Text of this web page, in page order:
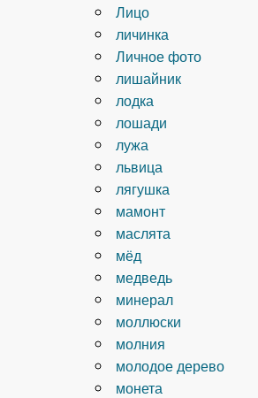
Лицо
личинка
Личное фото
лишайник
лодка
лошади
лужа
львица
лягушка
мамонт
маслята
мёд
медведь
минерал
моллюски
молния
молодое дерево
монета